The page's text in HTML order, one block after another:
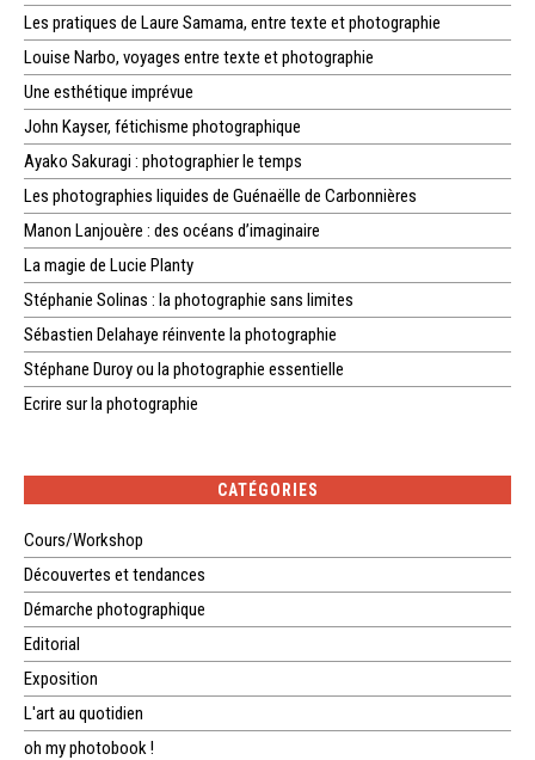
Les pratiques de Laure Samama, entre texte et photographie
Louise Narbo, voyages entre texte et photographie
Une esthétique imprévue
John Kayser, fétichisme photographique
Ayako Sakuragi : photographier le temps
Les photographies liquides de Guénaëlle de Carbonnières
Manon Lanjouère : des océans d’imaginaire
La magie de Lucie Planty
Stéphanie Solinas : la photographie sans limites
Sébastien Delahaye réinvente la photographie
Stéphane Duroy ou la photographie essentielle
Ecrire sur la photographie
CATÉGORIES
Cours/Workshop
Découvertes et tendances
Démarche photographique
Editorial
Exposition
L'art au quotidien
oh my photobook !